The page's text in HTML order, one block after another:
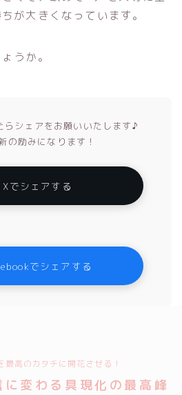
が大きくなっています。
うか。
らシェアをお願いいたします♪
の励みになります！
Xでシェアする
でシェアする
最高のカタチに開花させる！
に変わる具現化の最高峰